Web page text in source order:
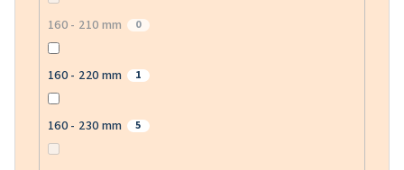
160 - 210 mm 0
160 - 220 mm 1
160 - 230 mm 5